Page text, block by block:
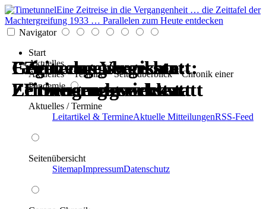
Eine Zeitreise in die Vergangenheit … die Zeittafel der
Machtergreifung 1933 … Parallelen zum Heute entdecken
Navigator
Start
Aktuelles
Aktuelles * Termine * Seitenüberblick * Chronik einer
Pandemie
Aktuelles / Termine
Leitartikel & TermineAktuelle MitteilungenRSS-Feed
Seitenübersicht
SitemapImpressumDatenschutz
Erinnerungswerkstatt:
Zeitzeugen berichten
Zeitzeugenberichte:
Erinnerungswerkstatt
Gegen das Vergessen:
Erinnerungswerkstatt
Erinnerungswerkstatt:
Zeitzeugen berichten
Zeitzeugenberichte:
Erinnerungswerkstatt
Gegen das Vergessen:
Erinnerungswerkstatt